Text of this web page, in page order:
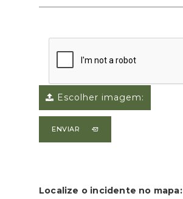
Escolher imagem:
ENVIAR
Localize o incidente no mapa: